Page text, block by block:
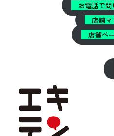
お電話で
店舗マ
店舗ペ